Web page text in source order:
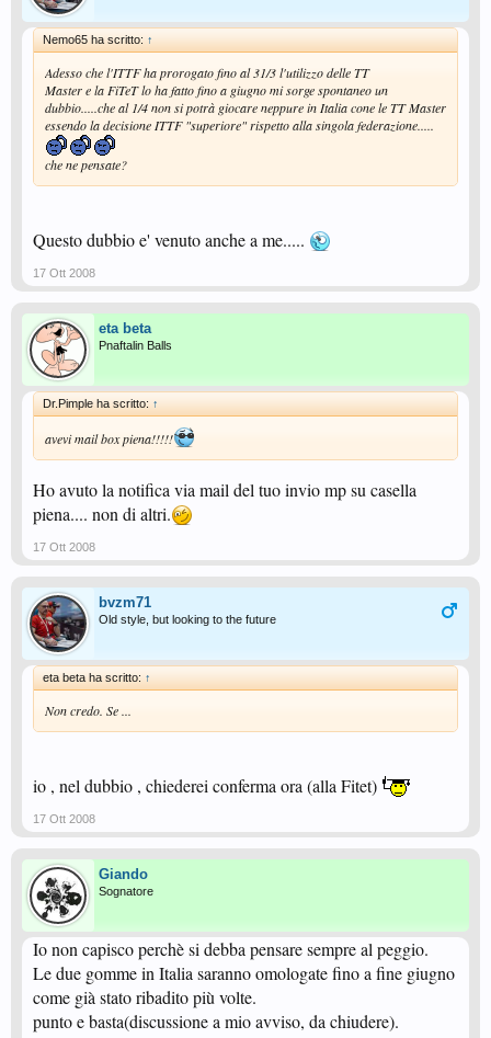
Nemo65 ha scritto: ↑
Adesso che l'ITTF ha prorogato fino al 31/3 l'utilizzo delle TT
Master e la FiTeT lo ha fatto fino a giugno mi sorge spontaneo un
dubbio.....che al 1/4 non si potrà giocare neppure in Italia cone le TT Master
essendo la decisione ITTF "superiore" rispetto alla singola federazione.....
che ne pensate?
Questo dubbio e' venuto anche a me.....
17 Ott 2008
eta beta
Pnaftalin Balls
Dr.Pimple ha scritto: ↑
avevi mail box piena!!!!!
Ho avuto la notifica via mail del tuo invio mp su casella
piena.... non di altri.
17 Ott 2008
bvzm71
Old style, but looking to the future
eta beta ha scritto: ↑
Non credo. Se ...
io , nel dubbio , chiederei conferma ora (alla Fitet)
17 Ott 2008
Giando
Sognatore
Io non capisco perchè si debba pensare sempre al peggio.
Le due gomme in Italia saranno omologate fino a fine giugno
come già stato ribadito più volte.
punto e basta(discussione a mio avviso, da chiudere).